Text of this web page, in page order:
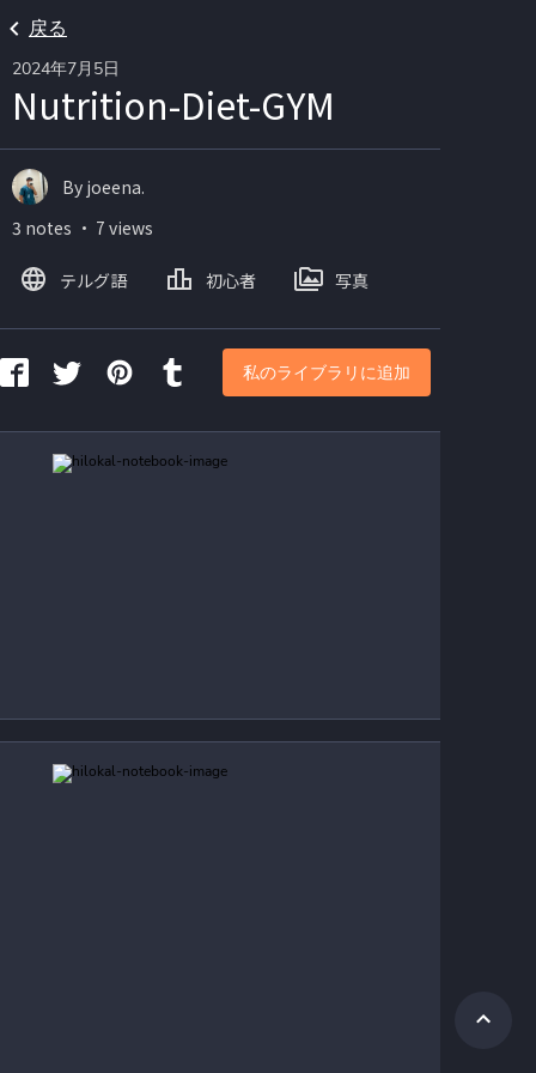
戻る
2024年7月5日
Nutrition-Diet-GYM
By joeena.
3 notes ・ 7 views
テルグ語 初心者 写真
私のライブラリに追加